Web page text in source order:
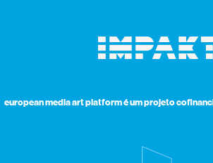
european media art platform é um projeto